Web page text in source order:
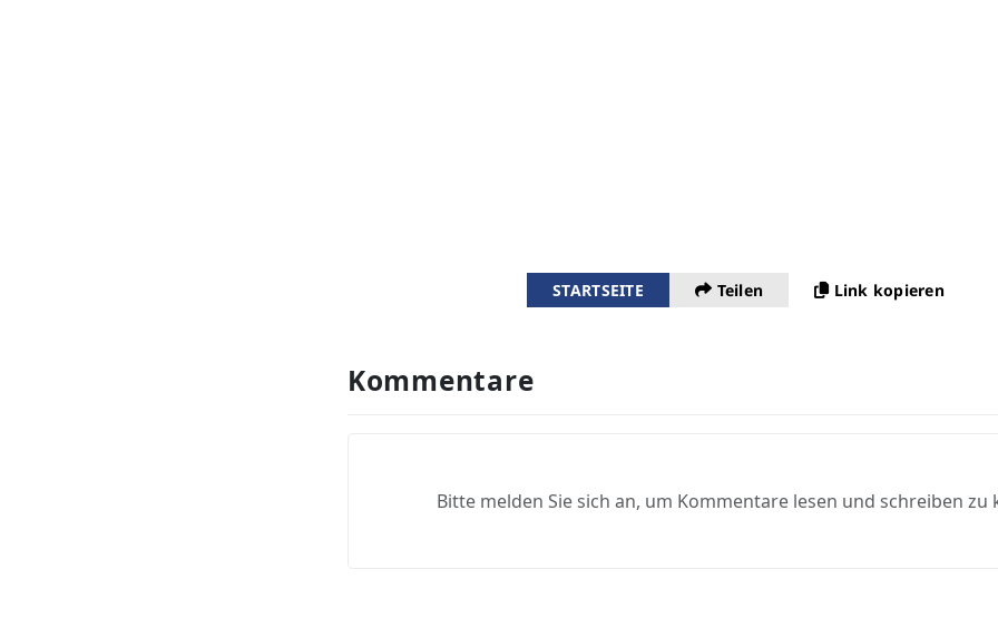
STARTSEITE Teilen Link kopieren
Kommentare
Bitte melden Sie sich an, um Kommentare lesen und schreiben zu